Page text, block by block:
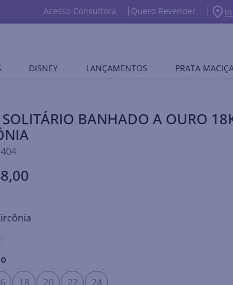
Acesso Consultora Quero Revender
DISNEY LANÇAMENTOS PRATA
BANHADO A OURO
,00
18 20 22 24